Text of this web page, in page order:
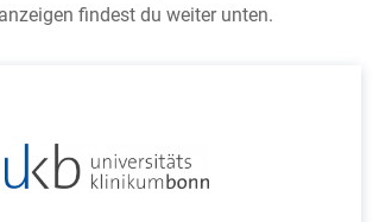
findest du weiter unten.